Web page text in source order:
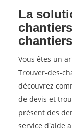
La
Vous êtes un
Trouver-des-
découvrez
de devis et
présent des
service d'aide